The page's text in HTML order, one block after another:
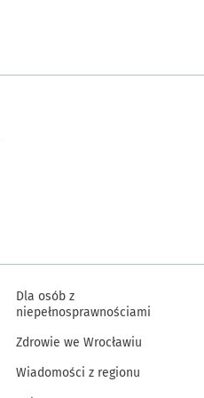
Dla osób z
niepełnosprawnościami
Zdrowie we Wrocławiu
Wiadomości z regionu